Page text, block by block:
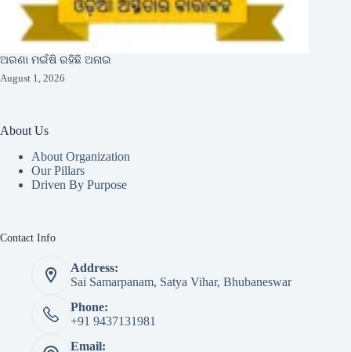
ଅରଣା ମଇଁଷି ରହିଛି ଅନାଇ
August 1, 2026
About Us
About Organization
Our Pillars
Driven By Purpose​
Contact Info
Address:
Sai Samarpanam, Satya Vihar, Bhubaneswar
Phone:
+91 9437131981
Email: